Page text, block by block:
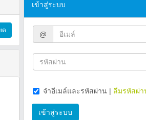
ด
เข้าสู่ระบบ
@
จำอีเมล์และรหัสผ่าน | ลืมรหัสผ่า
เข้าสู่ระบบ